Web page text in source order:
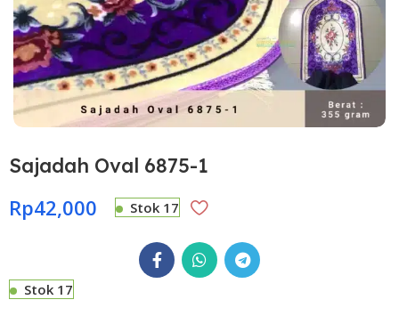
Sajadah Oval 6875-1
Rp42,000 Stok 17
Stok 17